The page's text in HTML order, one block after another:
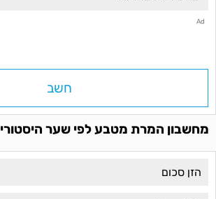
Ad
חשב
מחשבון המרת מטבע לפי שער היסטורי